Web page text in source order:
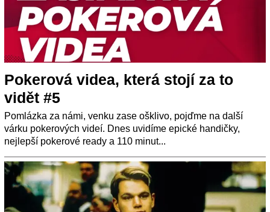
Pokerová videa, která stojí za to
vidět #5
Pomlázka za námi, venku zase ošklivo, pojďme na další
várku pokerových videí. Dnes uvidíme epické handičky,
nejlepší pokerové ready a 110 minut...